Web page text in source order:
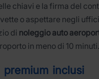
chiavi e la firma del
o aspettare negli
di noleggio auto
in meno di 10 minuti.
premium inclusi